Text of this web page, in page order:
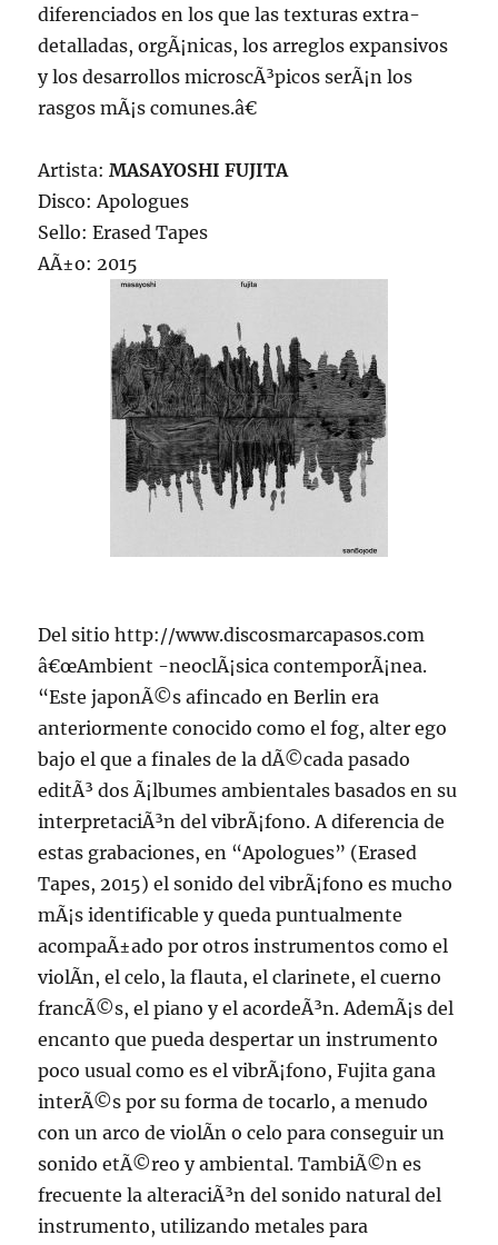
diferenciados en los que las texturas extra-
detalladas, orgÃ¡nicas, los arreglos expansivos
y los desarrollos microscÃ³picos serÃ¡n los
rasgos mÃ¡s comunes.â€
Artista:MASAYOSHI FUJITA
Disco: Apologues
Sello: Erased Tapes
AÃ±o: 2015
Del sitio http://www.discosmarcapasos.com
â€œAmbient -neoclÃ¡sica contemporÃ¡nea.
“Este japonÃ©s afincado en Berlin era
anteriormente conocido como el fog, alter ego
bajo el que a finales de la dÃ©cada pasado
editÃ³ dos Ã¡lbumes ambientales basados en su
interpretaciÃ³n del vibrÃ¡fono. A diferencia de
estas grabaciones, en “Apologues” (Erased
Tapes, 2015) el sonido del vibrÃ¡fono es mucho
mÃ¡s identificable y queda puntualmente
acompaÃ±ado por otros instrumentos como el
violÃ­n, el celo, la flauta, el clarinete, el cuerno
francÃ©s, el piano y el acordeÃ³n. AdemÃ¡s del
encanto que pueda despertar un instrumento
poco usual como es el vibrÃ¡fono, Fujita gana
interÃ©s por su forma de tocarlo, a menudo
con un arco de violÃ­n o celo para conseguir un
sonido etÃ©reo y ambiental. TambiÃ©n es
frecuente la alteraciÃ³n del sonido natural del
instrumento, utilizando metales para